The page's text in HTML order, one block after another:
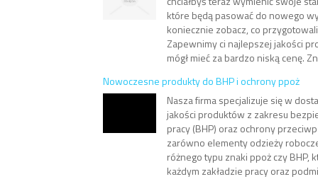
które będą pasować do nowego
koniecznie zobacz, co
Zapewnimy ci najlepszej jakości
mógł mieć za bardzo niską cenę.
Nowoczesne produkty do BHP i ochrony ppoż
Nasza firma specjalizuje się w
jakości produktów z zakresu
pracy (BHP) oraz ochrony
zarówno elementy odzieży
różnego typu znaki ppoż czy BHP,
każdym zakładzie pracy oraz